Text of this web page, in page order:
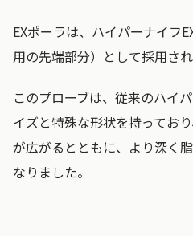
EXポーラは、ハイパーナイフ
用の先端部分）として採用され
このプローブは、従来のハイ
イズと特殊な形状を持ってお
が広がるとともに、より深く
なりました。